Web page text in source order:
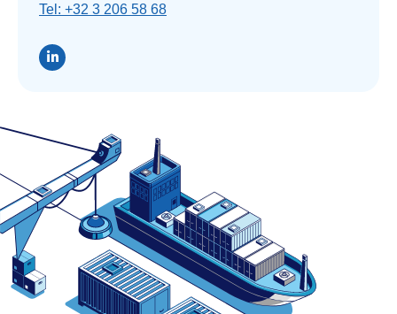
Tel: +32 3 206 58 68